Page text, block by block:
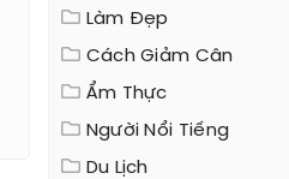
Làm Đẹp
Cách Giảm Cân
Ẩm Thực
Người Nổi Tiếng
Du Lịch